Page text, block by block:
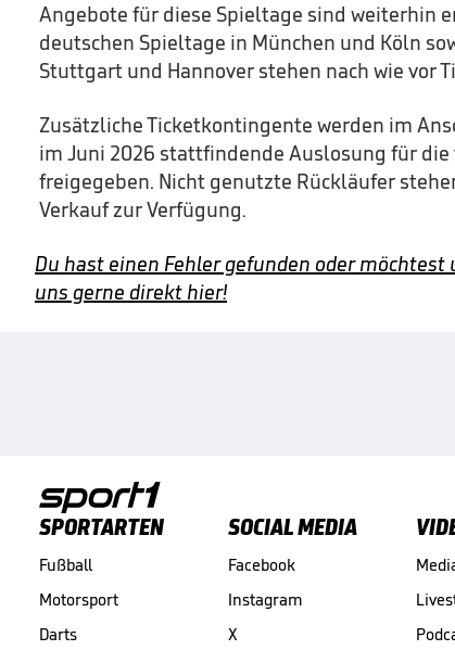
Angebote für diese Spieltage sind weiterhin
deutschen Spieltage in München und Köln
Stuttgart und Hannover stehen nach wie vor
Zusätzliche Ticketkontingente werden im
im Juni 2026 stattfindende Auslosung für
freigegeben. Nicht genutzte Rückläufer
Verkauf zur Verfügung.
Du hast einen Fehler gefunden oder möchtest
uns gerne direkt hier!
SPORTARTEN
Fußball
Motorsport
Darts
SOCIAL MEDIA
Facebook
Instagram
X